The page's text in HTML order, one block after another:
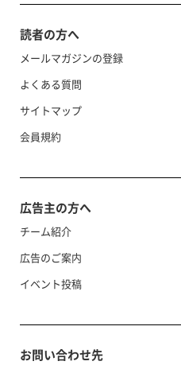
読者の方へ
メールマガジンの登録
よくある質問
サイトマップ
会員規約
広告主の方へ
チーム紹介
広告のご案内
イベント投稿
お問い合わせ先